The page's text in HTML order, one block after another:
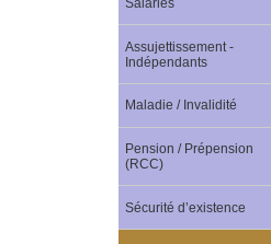
Salariés
Assujettissement -
Indépendants
Maladie / Invalidité
Pension / Prépension
(RCC)
Sécurité d’existence